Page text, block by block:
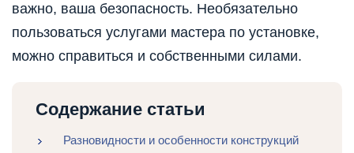
важно, ваша безопасность. Необязательно
пользоваться услугами мастера по установке,
можно справиться и собственными силами.
Содержание статьи
Разновидности и особенности конструкций